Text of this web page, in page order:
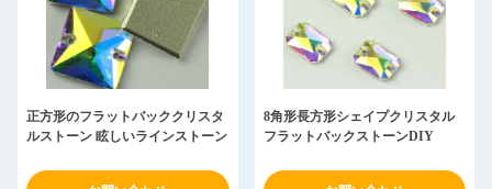
正方形のフラットバッククリスタ
ルストーン 眩しいラインストーン
8角形長方形シェイプクリスタル
フラットバックストーンDIY